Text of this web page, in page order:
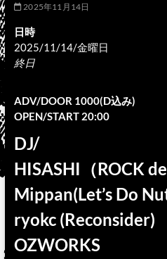
2025年11月14日
日時
2025/11/14/金曜日
終日
ADV/DOOR 1000(D込み)
OPEN/START 20:00
DJ/
HISASHI（ROCK
Mippan(Let’s Do
ryokc (Reconsider)
OZWORKS